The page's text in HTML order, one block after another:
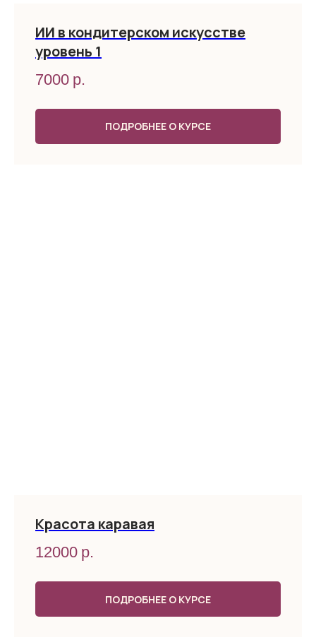
ИИ в кондитерском искусстве
уровень 1
7000 р.
ПОДРОБНЕЕ О КУРСЕ
Красота каравая
12000 р.
ПОДРОБНЕЕ О КУРСЕ